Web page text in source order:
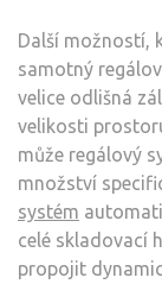
Další možností,
samotný
velice odlišná
velikosti
může regálový
množství
systém
celé skladovací
propojit